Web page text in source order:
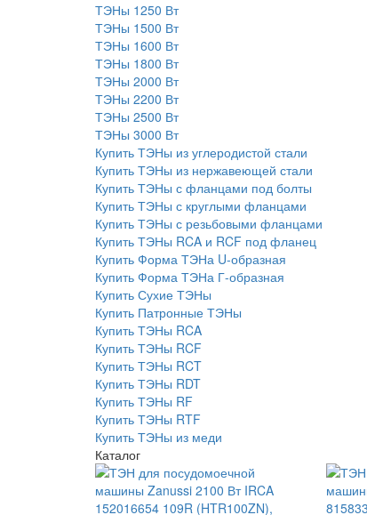
ТЭНы 1250 Вт
ТЭНы 1500 Вт
ТЭНы 1600 Вт
ТЭНы 1800 Вт
ТЭНы 2000 Вт
ТЭНы 2200 Вт
ТЭНы 2500 Вт
ТЭНы 3000 Вт
Купить ТЭНы из углеродистой стали
Купить ТЭНы из нержавеющей стали
Купить ТЭНы с фланцами под болты
Купить ТЭНы с круглыми фланцами
Купить ТЭНы с резьбовыми фланцами
Купить ТЭНы RCA и RCF под фланец
Купить Форма ТЭНа U-образная
Купить Форма ТЭНа Г-образная
Купить Сухие ТЭНы
Купить Патронные ТЭНы
Купить ТЭНы RCA
Купить ТЭНы RCF
Купить ТЭНы RCT
Купить ТЭНы RDT
Купить ТЭНы RF
Купить ТЭНы RTF
Купить ТЭНы из меди
Каталог